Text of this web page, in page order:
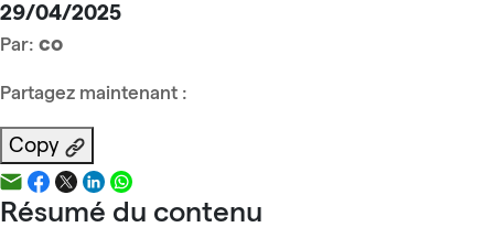
29/04/2025
Par: co
Partagez maintenant :
Copy
Résumé du contenu